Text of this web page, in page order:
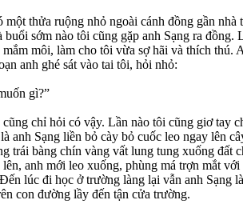
một thửa ruộng nhỏ ngoài cánh đồng gần
buổi sớm nào tôi cũng gặp anh Sạng ra đồng.
môi, làm cho tôi vừa sợ hãi và thích thú.
anh ghé sát vào tai tôi, hỏi nhỏ:
gì?”
cũng chỉ hỏi có vậy. Lần nào tôi cũng giơ tay
anh Sạng liền bỏ cày bỏ cuốc leo ngay lên
trái bàng chín vàng vất lung tung xuống đất
lên, anh mới leo xuống, phùng má trợn mắt
lúc đi học ở trường làng lại vẫn anh Sạng
con đường lầy đến tận cửa trường.